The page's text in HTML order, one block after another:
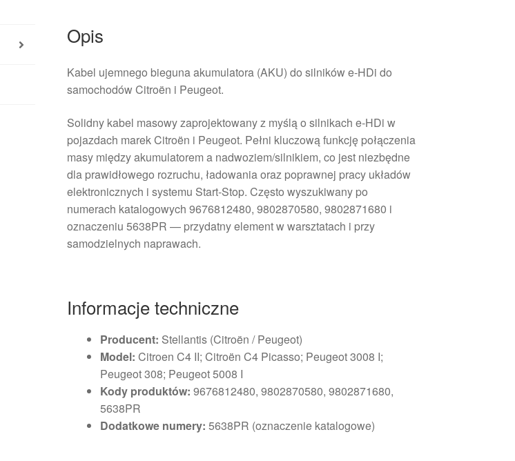
Opis
Kabel ujemnego bieguna akumulatora (AKU) do silników e‑HDi do
samochodów Citroën i Peugeot.
Solidny kabel masowy zaprojektowany z myślą o silnikach e‑HDi w
pojazdach marek Citroën i Peugeot. Pełni kluczową funkcję połączenia
masy między akumulatorem a nadwoziem/silnikiem, co jest niezbędne
dla prawidłowego rozruchu, ładowania oraz poprawnej pracy układów
elektronicznych i systemu Start‑Stop. Często wyszukiwany po
numerach katalogowych 9676812480, 9802870580, 9802871680 i
oznaczeniu 5638PR — przydatny element w warsztatach i przy
samodzielnych naprawach.
Informacje techniczne
Producent: Stellantis (Citroën / Peugeot)
Model: Citroen C4 II; Citroën C4 Picasso; Peugeot 3008 I;
Peugeot 308; Peugeot 5008 I
Kody produktów: 9676812480, 9802870580, 9802871680,
5638PR
Dodatkowe numery: 5638PR (oznaczenie katalogowe)